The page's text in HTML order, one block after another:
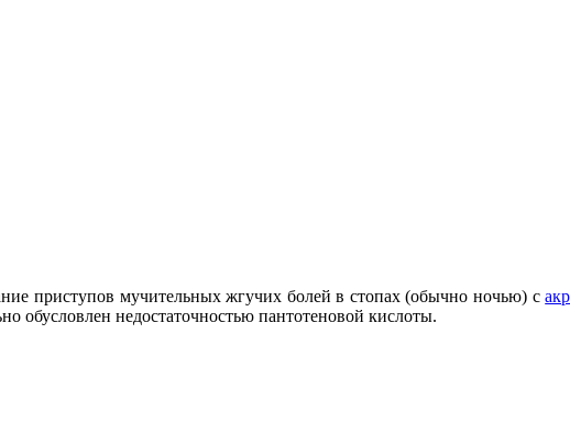
приступов мучительных жгучих болей в стопах (обычно ночью) с
обусловлен недостаточностью пантотеновой кислоты.